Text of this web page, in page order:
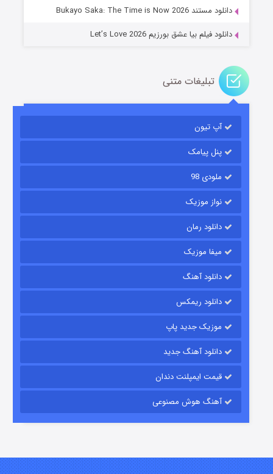
باب اسفنجی فصل ۱۷
قسمت۶ (زیرنویس) منتشر شد
قسمت۱۵ (دوبله) منتشر شد
دانلود مستند Bukayo Saka: The Time is Now 2026
دانلود فیلم بیا عشق بورزیم Let’s Love 2026
تبلیغات متنی
آپ تیون
پنل پیامک
ملودی 98
نواز موزیک
دانلود رمان
میفا موزیک
دانلود آهنگ
دانلود ریمکس
موزیک جدید پاپ
دانلود آهنگ جدید
قیمت ایمپلنت دندان
آهنگ هوش مصنوعی